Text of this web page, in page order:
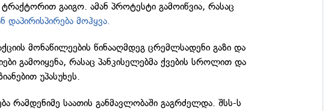
გაიგო. ამან პროტესტი გამოიწვია, რასაც
დაპირისპირება მოჰყვა.
მონაწილეების წინააღმდეგ ცრემლსადენი გაზი და
გამოიყენა, რასაც პანკისელებმა ქვების სროლით და
უპასუხეს.
რამდენიმე საათის განმავლობაში გაგრძელდა. შსს-ს